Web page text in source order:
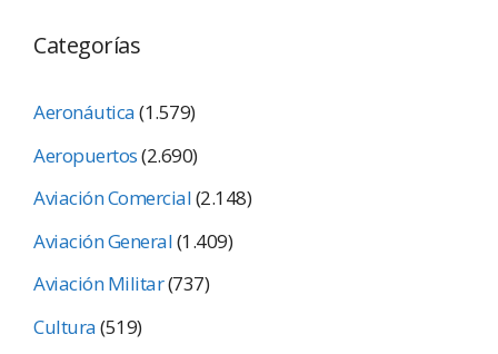
Categorías
Aeronáutica(1.579)
Aeropuertos(2.690)
Aviación Comercial(2.148)
Aviación General(1.409)
Aviación Militar(737)
Cultura(519)